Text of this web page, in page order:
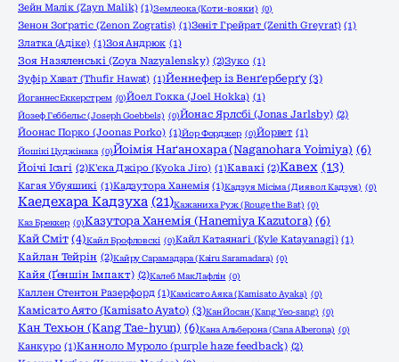
Зейн Малік (Zayn Malik) (1)Землеока (Коти-вояки) (0)
Зенон Зоґратіс (Zenon Zogratis) (1)Зеніт Грейрат (Zenith Greyrat) (1)
Златка (Адіке) (1)Зоя Андрюк (1)
Зоя Назяленські (Zoya Nazyalensky) (2)Зуко (1)
Зуфір Хават (Thufir Hawat) (1)Йеннефер із Венґерберґу (3)
Йоганнес Еккерстрем (0)Йоел Гокка (Joel Hokka) (1)
Йозеф Геббельс (Joseph Goebbels) (0)Йонас Ярлсбі (Jonas Jarlsby) (2)
Йоонас Порко (Joonas Porko) (1)Йор Форджер (0)Йорвет (1)
Йошікі Цуджінака (0)Йоімія Наґанохара (Naganohara Yoimiya) (6)
Йоічі Ісагі (2)К'єка Джіро (Kyoka Jiro) (1)Кавакі (2)Кавех (13)
Кагая Убуяшикі (1)Кадзутора Ханемія (1)Кадзуя Місіма (Диявол Кадзуя) (0)
Каедехара Кадзуха (21)Кажаниха Руж (Rouge the Bat) (0)
Каз Бреккер (0)Казутора Ханемія (Hanemiya Kazutora) (6)
Кай Сміт (4)Кайл Брофловскі (0)Кайл Катаянаґі (Kyle Katayanagi) (1)
Кайлан Тейрін (2)Кайру Сарамадара (Kairu Saramadara) (0)
Кайя (Ґеншін Імпакт) (2)Калеб МакЛафлін (0)
Каллен Стентон Разерфорд (1)Камісато Аяка (Kamisato Ayaka) (0)
Камісато Аято (Kamisato Ayato) (3)Кан Йосан (Kang Yeo-sang) (0)
Кан Техьон (Kang Tae-hyun) (6)Кана Альберона (Cana Alberona) (0)
Канкуро (1)Канноло Муроло (purple haze feedback) (2)